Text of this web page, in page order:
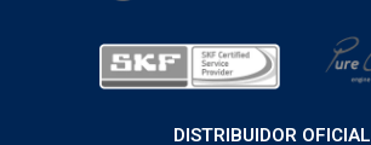
DISTRIBUIDOR OFICIAL